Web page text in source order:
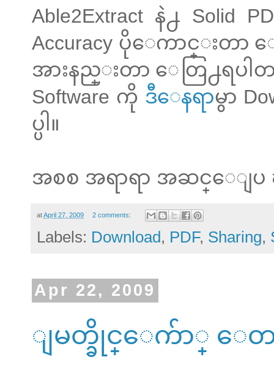
Able2Extract နဲ႕ Solid
Accuracy ပိုေကာင္းတာ
အားနည္းတာ ေတြ႕ရပ
Software ကို ဒီေနရာမွာ
ပ္ပါ။
အစစ အရာရာ အဆင္ေျပ
atApril 27, 2009 2 comments:
Labels: Download, PDF, Sharing,
Apr 22, 2009
ျမတ္ခိုင္ေက်ာ္ ေတး